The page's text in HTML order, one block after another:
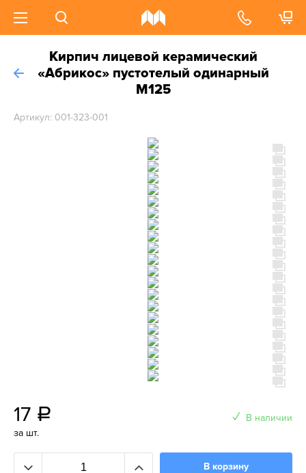
Кирпич лицевой керамический
«Абрикос» пустотелый одинарный
М125
Артикул: 001-323-001
17 a
за шт.
В наличии
В корзину